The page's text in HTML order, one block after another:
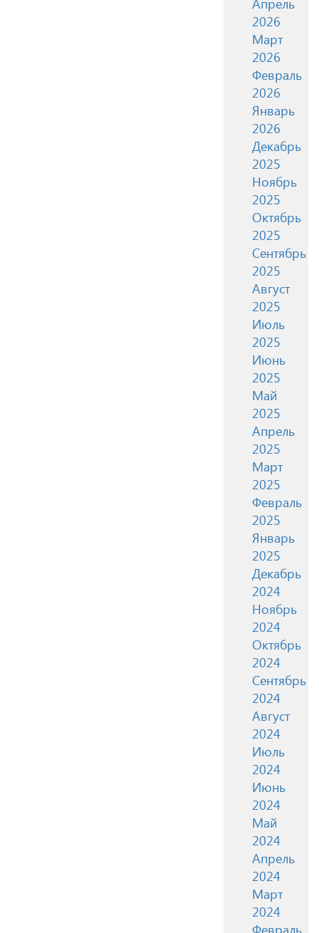
2026
Март
2026
Февраль
2026
Январь
2026
Декабрь
2025
Ноябрь
2025
Октябрь
2025
Сентябрь
2025
Август
2025
Июль
2025
Июнь
2025
Май
2025
Апрель
2025
Март
2025
Февраль
2025
Январь
2025
Декабрь
2024
Ноябрь
2024
Октябрь
2024
Сентябрь
2024
Август
2024
Июль
2024
Июнь
2024
Май
2024
Апрель
2024
Март
2024
Февраль